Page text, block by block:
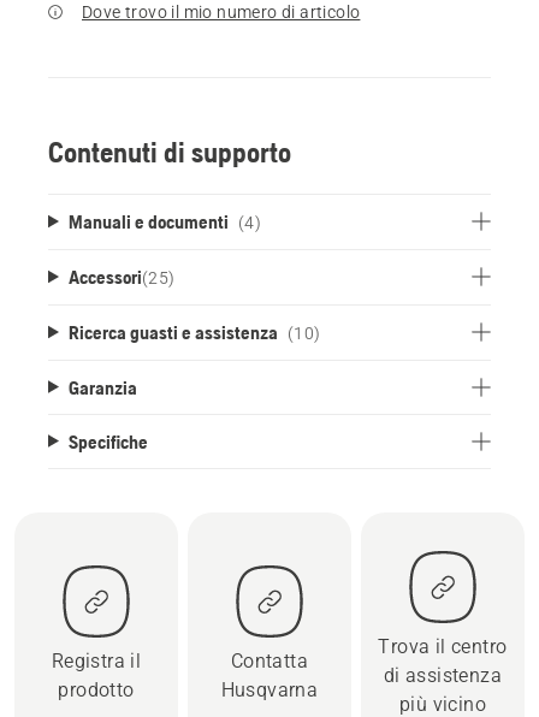
Dove trovo il mio numero di articolo
Contenuti di supporto
Manuali e documenti (4)
Accessori(25)
Ricerca guasti e assistenza (10)
Garanzia
Specifiche
Registra il
prodotto
Contatta
Husqvarna
Trova il centro
di assistenza
più vicino